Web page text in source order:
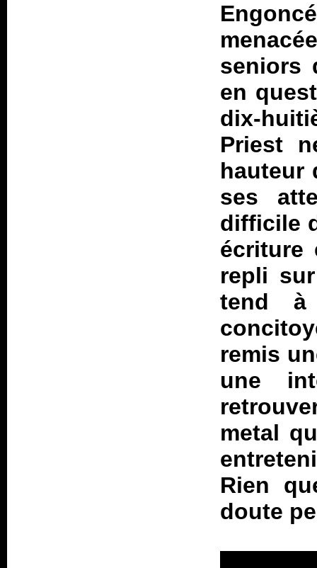
seniors
en
dix-
Priest
hauteur
ses
difficile
écriture
repli
tend
remis
une
metal
Rien
doute